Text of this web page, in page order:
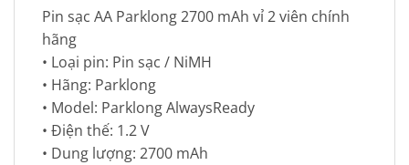
Pin sạc AA Parklong 2700 mAh vỉ 2 viên chính
hãng
• Loại pin: Pin sạc / NiMH
• Hãng: Parklong
• Model: Parklong AlwaysReady
• Điện thế: 1.2 V
• Dung lượng: 2700 mAh